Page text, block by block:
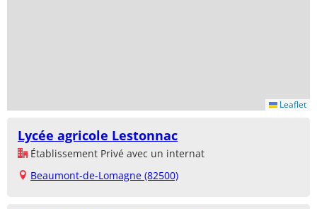
Leaflet
Lycée agricole Lestonnac
Établissement Privé avec un internat
Beaumont-de-Lomagne (82500)